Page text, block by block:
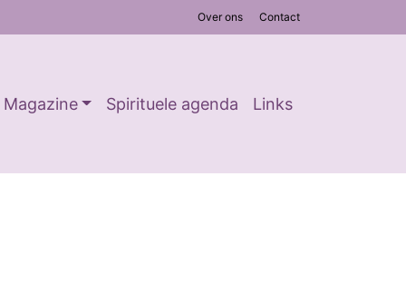
Over ons Contact
Magazine Spirituele agenda Links